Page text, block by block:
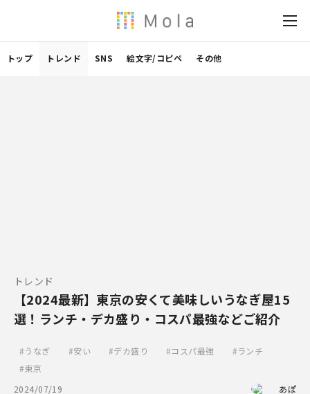
トップ トレンド SNS 絵文字/コピペ その他
トレンド
【2024最新】東京の安くて美味しいうなぎ屋15
選！ランチ・デカ盛り・コスパ最強などご紹介
うなぎ 安い デカ盛り コスパ最強
ランチ
東京
2024/07/19
あぽ